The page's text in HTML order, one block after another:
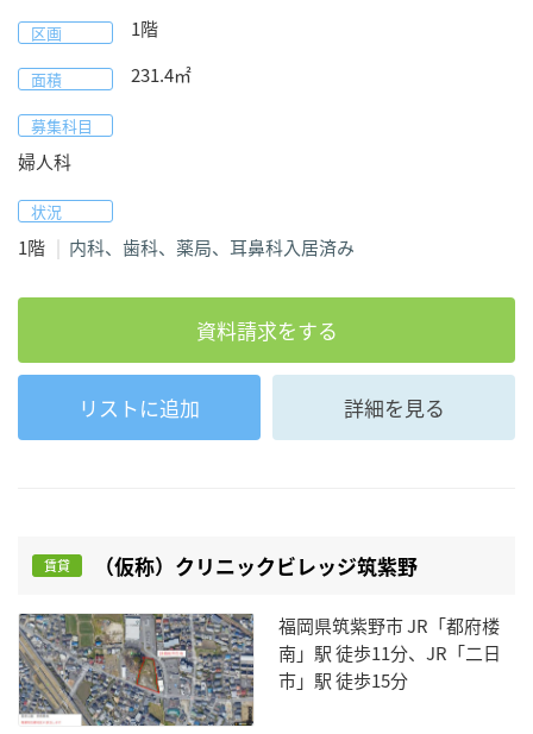
区画 1階
面積 231.4㎡
募集科目
婦人科
状況
1階 内科、歯科、薬局、耳鼻科入居済み
資料請求をする
リストに追加 詳細を見る
賃貸 （仮称）クリニックビレッジ筑紫野
福岡県筑紫野市 JR「都府楼
南」駅 徒歩11分、JR「二日
市」駅 徒歩15分